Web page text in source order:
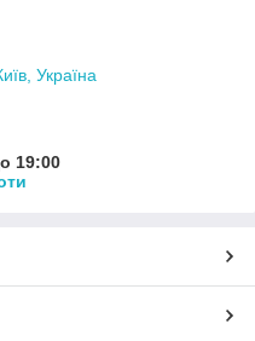
Україна
19:00